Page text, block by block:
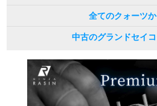
全てのクォーツ
中古のグランドセイ